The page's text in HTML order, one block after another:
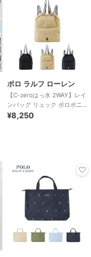
ポロ ラルフ ローレン
【C-zeroはっ水 2WAY】レイ
ンバッグ リュック ポロポニー
ワンポイント 無地 ユニセック
¥8,250